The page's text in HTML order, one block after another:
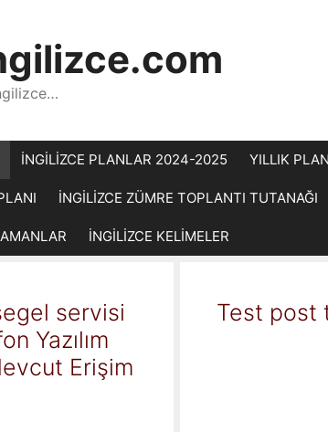
İNGİLİZCE PLANLAR 2024-2025 YILLIK
İNGİLİZCE ZÜMRE TOPLANTI TUTANAĞI
İNGİLİZCE KELİMELER
servisi
Yazılım
Erişim
Test post